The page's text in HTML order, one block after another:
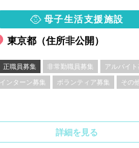
母子生活支援施設
東京都（住所非公開）
正職員募集 非常勤職員募集 アルバイト
インターン募集 ボランティア募集 その
詳細を見る